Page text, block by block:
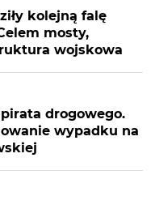
kolejną falę
mosty,
wojskowa
drogowego.
wypadku na